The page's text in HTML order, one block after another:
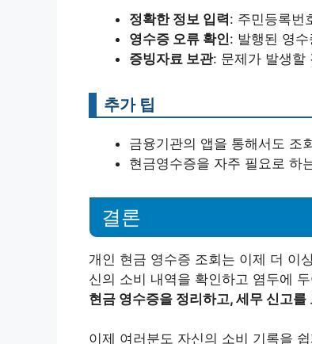
정확한 정보 입력: 주민등록번
영수증 오류 확인: 발행된 영
증빙자료 보관: 문제가 발생할
추가 팁
금융기관의 앱을 통해서도 조
현금영수증을 자주 필요로 하
결론
개인 현금 영수증 조회는 이제 더 이
신의 소비 내역을 확인하고 염두에
현금 영수증을 정리하고, 세무 신고
이제 여러분도 자신의 소비 기록을